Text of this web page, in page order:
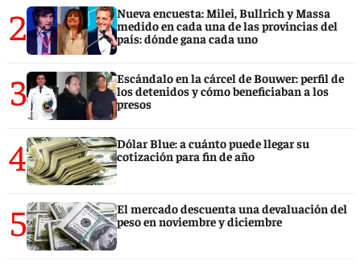
2
Nueva encuesta: Milei, Bullrich y Massa
medido en cada una de las provincias del
país: dónde gana cada uno
3
Escándalo en la cárcel de Bouwer: perfil de
los detenidos y cómo beneficiaban a los
presos
4
Dólar Blue: a cuánto puede llegar su
cotización para fin de año
5
El mercado descuenta una devaluación del
peso en noviembre y diciembre